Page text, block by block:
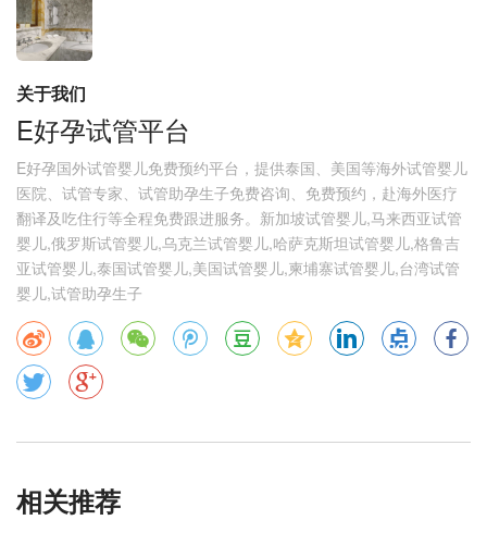
关于我们
E好孕试管平台
E好孕国外试管婴儿免费预约平台，提供泰国、美国等海外试管婴儿
医院、试管专家、试管助孕生子免费咨询、免费预约，赴海外医疗
翻译及吃住行等全程免费跟进服务。新加坡试管婴儿,马来西亚试管
婴儿,俄罗斯试管婴儿,乌克兰试管婴儿,哈萨克斯坦试管婴儿,格鲁吉
亚试管婴儿,泰国试管婴儿,美国试管婴儿,柬埔寨试管婴儿,台湾试管
婴儿,试管助孕生子
相关推荐